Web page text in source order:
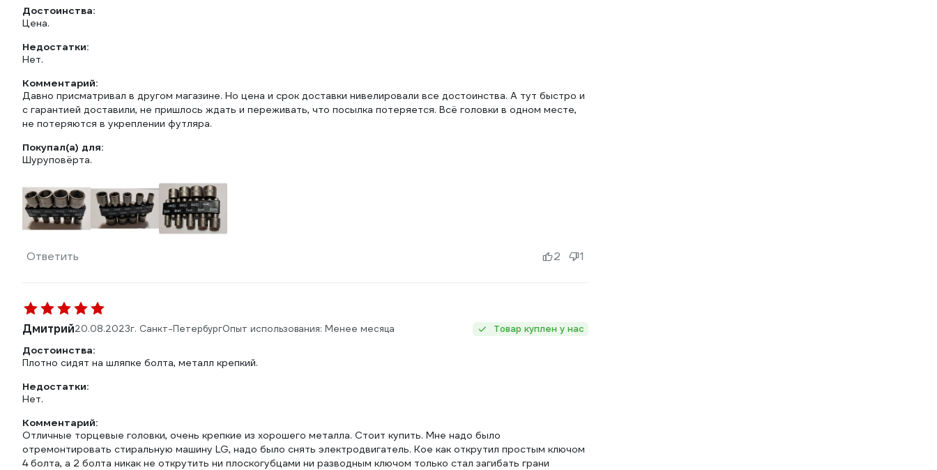
Достоинства:
Цена.
Недостатки:
Нет.
Комментарий:
Давно присматривал в другом магазине. Но цена и срок доставки нивелировали все достоинства. А тут быстро и
с гарантией доставили, не пришлось ждать и переживать, что посылка потеряется. Всё головки в одном месте,
не потеряются в укреплении футляра.
Покупал(а) для:
Шуруповёрта.
Ответить 2 1
Дмитрий20.08.2023г. Санкт-ПетербургОпыт использования: Менее месяца Товар куплен у нас
Достоинства:
Плотно сидят на шляпке болта, металл крепкий.
Недостатки:
Нет.
Комментарий:
Отличные торцевые головки, очень крепкие из хорошего металла. Стоит купить. Мне надо было
отремонтировать стиральную машину LG, надо было снять электродвигатель. Кое как открутил простым ключом
4 болта, а 2 болта никак не открутить ни плоскогубцами ни разводным ключом только стал загибать грани